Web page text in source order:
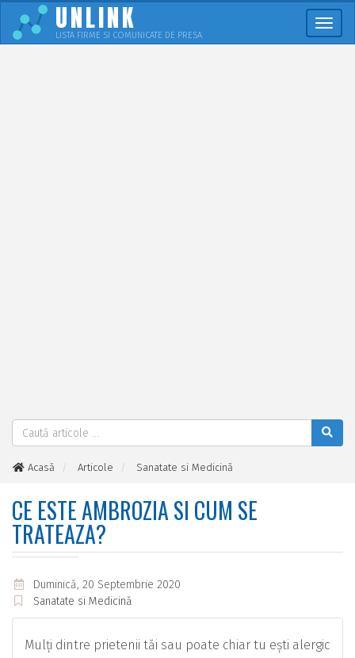
UNLINK
LISTA FIRME SI COMUNICATE DE PRESA
Acasă Articole
Sanatate si Medicină
CE ESTE AMBROZIA SI CUM SE
TRATEAZA?
Duminică, 20 Septembrie 2020
Sanatate si Medicină
Mulți dintre prietenii tăi sau poate chiar tu ești alergic